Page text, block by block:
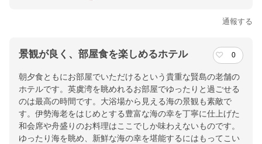
通報する
景観が良く、部屋食を楽しめるホテル 0
朝夕食ともにお部屋でいただけるという貴重な賢島の老舗の
ホテルです。英虞湾を眺めれるお部屋でゆったりと過ごせる
のは最高の時間です。大浴場から見える海の景観も素敵で
す。伊勢海老をはじめとする豊富な海の幸を丁寧に仕上げた
和会席や舟盛りのお料理はここでしか味わえないものです。
ゆったり海を眺め、新鮮な海の幸を堪能するにはもってこい